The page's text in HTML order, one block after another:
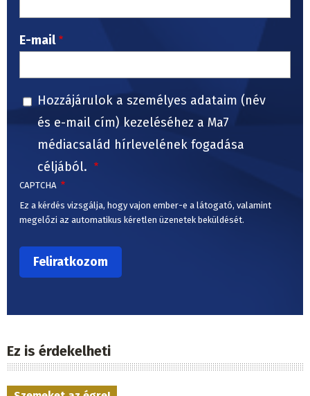
E-mail
Hozzájárulok a személyes adataim (név
és e-mail cím) kezeléséhez a Ma7
médiacsalád hírlevelének fogadása
céljából.
CAPTCHA
Ez a kérdés vizsgálja, hogy vajon ember-e a látogató, valamint
megelőzi az automatikus kéretlen üzenetek beküldését.
Ez is érdekelheti